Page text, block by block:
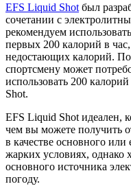
EFS Liquid Shot был
сочетании с
рекомендуем
первых 200 калорий в
недостающих калорий.
спортсмену может
использовать 200 калорий
Shot.
EFS Liquid Shot идеален,
чем вы можете получить
в качестве основного
жарких условиях, однако
основного источника
погоду.